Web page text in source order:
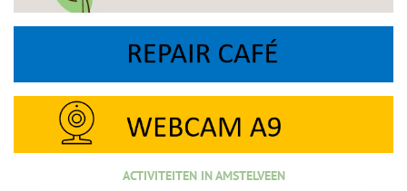
ACTIVITEITEN IN AMSTELVEEN